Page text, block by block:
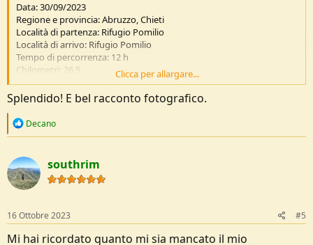
Data: 30/09/2023
Regione e provincia: Abruzzo, Chieti
Località di partenza: Rifugio Pomilio
Località di arrivo: Rifugio Pomilio
Tempo di percorrenza: 12 h
Chilometri: 26,5
Grado di difficoltà: EE
Segnaletica: Sentiero P Parco Maiella segni biancorossi
Dislivello in discesa: 1700
Quota massima: 2793
Traccia GPS Rifugio Pomilio-Monte Amaro
https://www.decano.it/GITE/PASSEGGIATE_FATTE/MAIELLA/maiella_f
ront.htm
Descrizione
Clicca per allargare...
Splendido! E bel racconto fotografico.
R
c
t
i
o
s
:
Decano
southrim
16 Ottobre 2023 #5
Mi hai ricordato quanto mi sia mancato il mio